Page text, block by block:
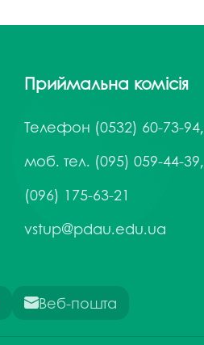
Приймальна комісія
Телефон (0532) 60-73-94,
моб. тел. (095) 059-44-39,
(096) 175-63-21
vstup@pdau.edu.ua
Веб-пошта